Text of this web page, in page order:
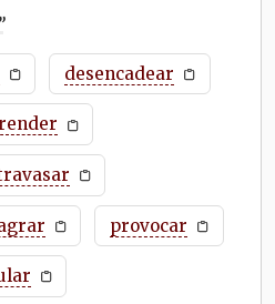
desencadear
provocar